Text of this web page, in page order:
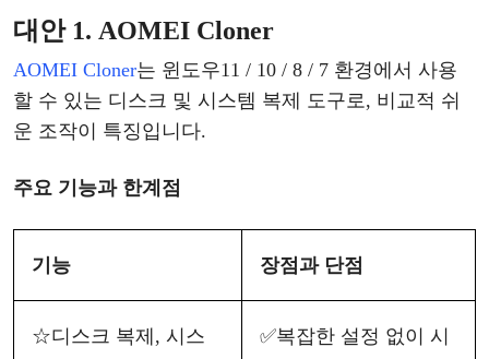
대안 1. AOMEI Cloner
AOMEI Cloner는 윈도우11 / 10 / 8 / 7 환경에서 사용
할 수 있는 디스크 및 시스템 복제 도구로, 비교적 쉬
운 조작이 특징입니다.
주요 기능과 한계점
기능 장점과 단점
☆디스크 복제 , 시스
✅복잡한 설정 없이
시